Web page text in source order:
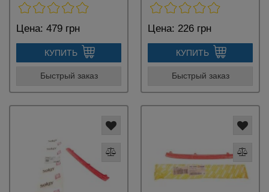
Цена: 479 грн
КУПИТЬ
Быстрый заказ
Цена: 226 грн
КУПИТЬ
Быстрый заказ